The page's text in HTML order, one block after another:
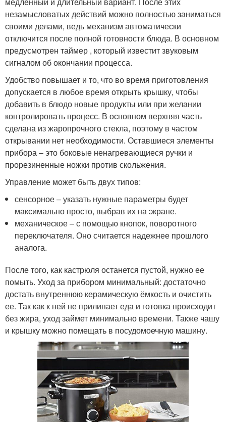
незамысловатых действий можно полностью заниматься
своими делами, ведь механизм автоматически
отключится после полной готовности блюда. В основном
предусмотрен таймер , который известит звуковым
сигналом об окончании процесса.
Удобство повышает и то, что во время приготовления
допускается в любое время открыть крышку, чтобы
добавить в блюдо новые продукты или при желании
контролировать процесс. В основном верхняя часть
сделана из жаропрочного стекла, поэтому в частом
открывании нет необходимости. Оставшиеся элементы
прибора – это боковые ненагревающиеся ручки и
прорезиненные ножки против скольжения.
Управление может быть двух типов:
сенсорное – указать нужные параметры будет
максимально просто, выбрав их на экране.
механическое – с помощью кнопок, поворотного
переключателя. Оно считается надежнее прошлого
аналога.
После того, как кастрюля останется пустой, нужно ее
помыть. Уход за прибором минимальный: достаточно
достать внутреннюю керамическую ёмкость и очистить
ее. Так как к ней не прилипает еда и готовка происходит
без жира, уход займет минимально времени. Также чашу
и крышку можно помещать в посудомоечную машину.